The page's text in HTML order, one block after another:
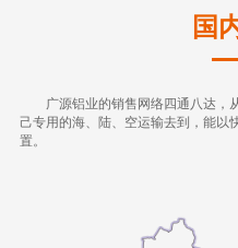
国
广源铝业的销售网络四通八达，
己专用的海、陆、空运输去到，能以
置。